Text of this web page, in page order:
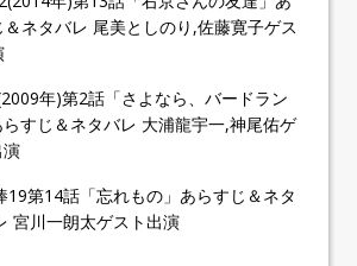
＆ネタバレ 尾美としのり,佐藤寛子ゲス
年)第2話「さよなら、バードラン
らすじ＆ネタバレ 大浦龍宇一,神尾佑ゲ
演
19第14話「忘れもの」あらすじ＆ネタ
宮川一朗太ゲスト出演